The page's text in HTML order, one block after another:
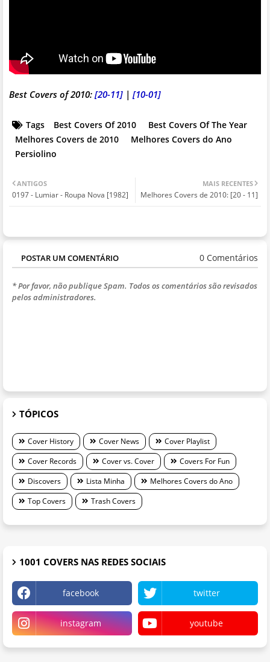
Best Covers of 2010: [20-11] | [10-01]
Tags Best Covers Of 2010
Best Covers Of The Year
Melhores Covers de 2010
Melhores Covers do Ano
Persiolino
MAIS RECENTES
Melhores Covers de 2010: [20 - 11]
ANTIGOS
0197 - Lumiar - Roupa Nova [1982]
POSTAR UM COMENTÁRIO 0 Comentários
* Por favor, não publique Spam. Todos os comentários são revisados
pelos administradores.
TÓPICOS
Cover History Cover News
Cover Playlist
Cover Records
Cover vs. Cover
Covers For Fun
Discovers
Lista Minha
Melhores Covers do Ano
Top Covers
Trash Covers
1001 COVERS NAS REDES SOCIAIS
facebook twitter
instagram youtube